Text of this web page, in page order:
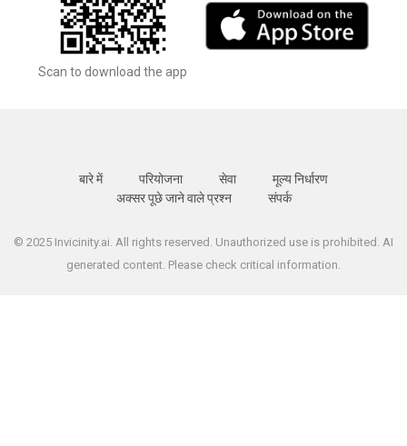
Scan to download the app
बारे में परियोजना सेवा
मूल्य निर्धारण
अक्सर पूछे जाने वाले प्रश्न
संपर्क
© 2025 Invicinity.ai. All rights reserved. Unauthorized use is prohibited. AI
generated content. Please check critical information.